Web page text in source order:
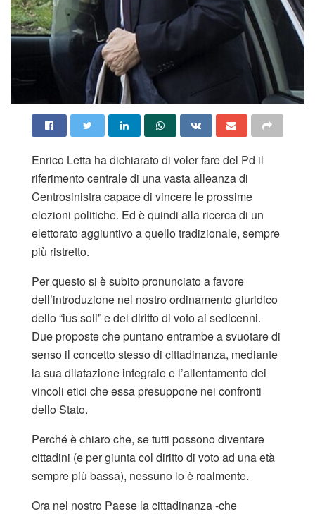
Enrico Letta ha dichiarato di voler fare del Pd il
riferimento centrale di una vasta alleanza di
Centrosinistra capace di vincere le prossime
elezioni politiche. Ed è quindi alla ricerca di un
elettorato aggiuntivo a quello tradizionale, sempre
più ristretto.
Per questo si è subito pronunciato a favore
dell’introduzione nel nostro ordinamento giuridico
dello “ius soli” e del diritto di voto ai sedicenni.
Due proposte che puntano entrambe a svuotare di
senso il concetto stesso di cittadinanza, mediante
la sua dilatazione integrale e l’allentamento dei
vincoli etici che essa presuppone nei confronti
dello Stato.
Perché è chiaro che, se tutti possono diventare
cittadini (e per giunta col diritto di voto ad una età
sempre più bassa), nessuno lo è realmente.
Ora nel nostro Paese la cittadinanza -che